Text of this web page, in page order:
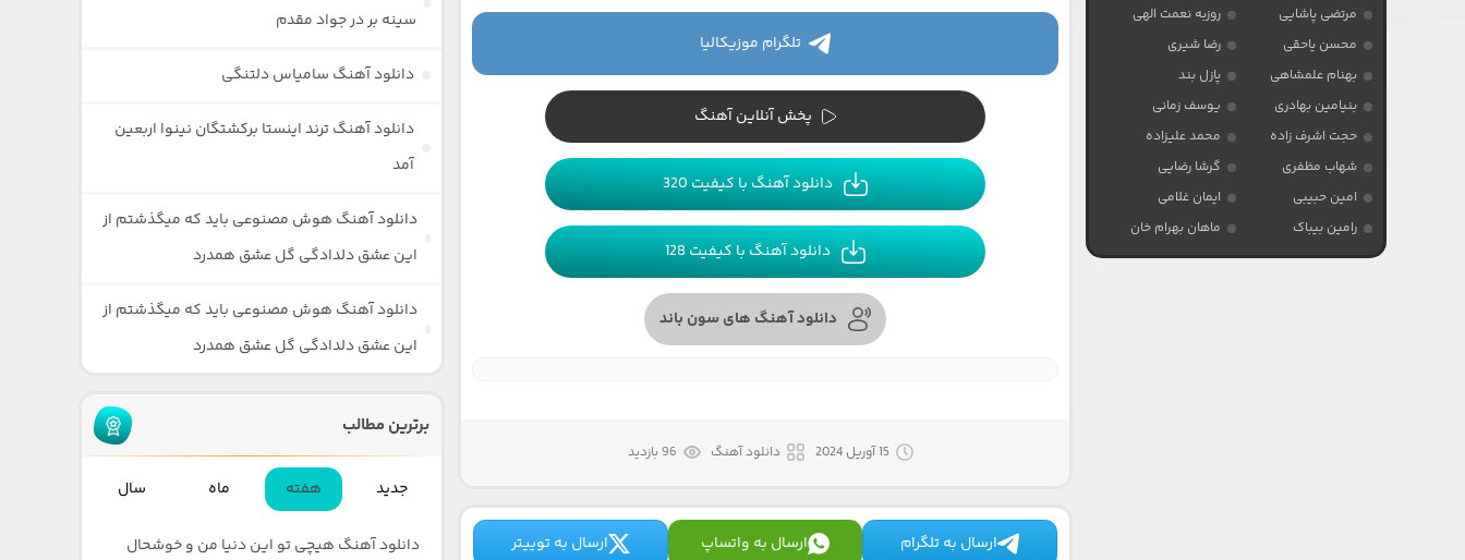
تلگرام موزیکالیا
پخش آنلاین آهنگ
دانلود آهنگ با کیفیت 320
دانلود آهنگ با کیفیت 128
دانلود آهنگ های سون باند
15 آوریل 2024 دانلود آهنگ 96 بازدید
ارسال به تلگرام ارسال به واتساپ ارسال به توییتر
مرتضی پاشایی
روزبه نعمت الهی
محسن یاحقی
رضا شیری
بهنام علمشاهی
پازل بند
بنیامین بهادری
یوسف زمانی
حجت اشرف زاده
محمد علیزاده
شهاب مظفری
گرشا رضایی
امین حبیبی
ایمان غلامی
رامین بیباک
ماهان بهرام خان
سینه بر در جواد مقدم
دانلود آهنگ سامیاس دلتنگی
دانلود آهنگ ترند اینستا برکشتگان نینوا اربعین
آمد
دانلود آهنگ هوش مصنوعی باید که میگذشتم از
این عشق دلدادگی گل عشق همدرد
دانلود آهنگ هوش مصنوعی باید که میگذشتم از
این عشق دلدادگی گل عشق همدرد
برترین مطالب
جدید هفته ماه سال
دانلود آهنگ هیچی تو این دنیا من و خوشحال